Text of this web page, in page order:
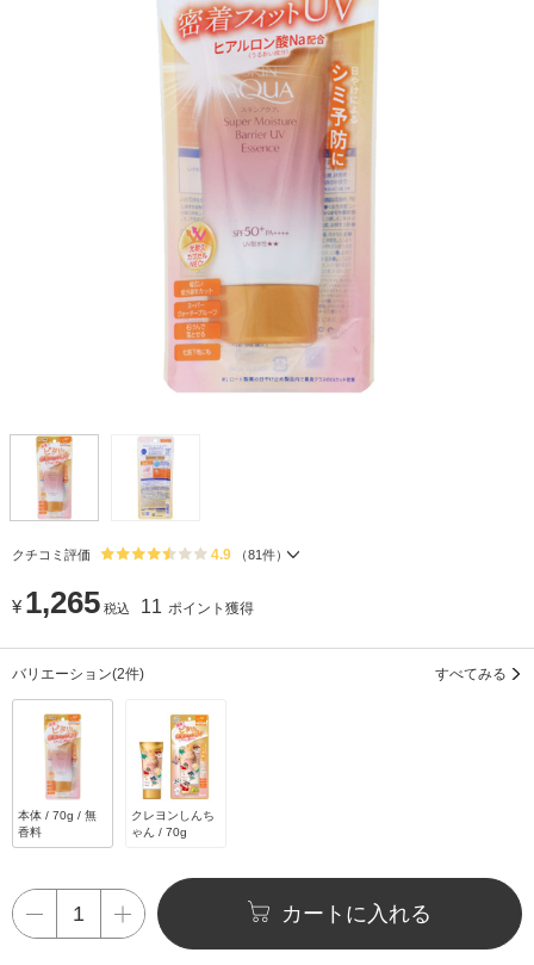
クチコミ評価 4.9 （81 件）
¥ 1,265 税込 11 ポイント獲得
バリエーション(2件) すべてみる
本体 / 70g / 無
香料
クレヨンしんち
ゃん / 70g
カートに入れる